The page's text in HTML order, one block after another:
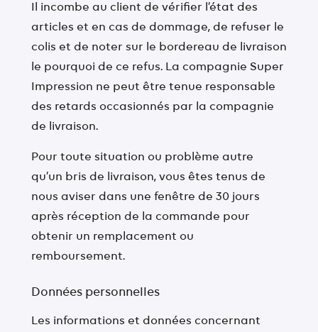
Il incombe au client de vérifier l’état des
articles et en cas de dommage, de refuser le
colis et de noter sur le bordereau de livraison
le pourquoi de ce refus. La compagnie Super
Impression ne peut être tenue responsable
des retards occasionnés par la compagnie
de livraison.
Pour toute situation ou problème autre
qu’un bris de livraison, vous êtes tenus de
nous aviser dans une fenêtre de 30 jours
après réception de la commande pour
obtenir un remplacement ou
remboursement.
Données personnelles
Les informations et données concernant